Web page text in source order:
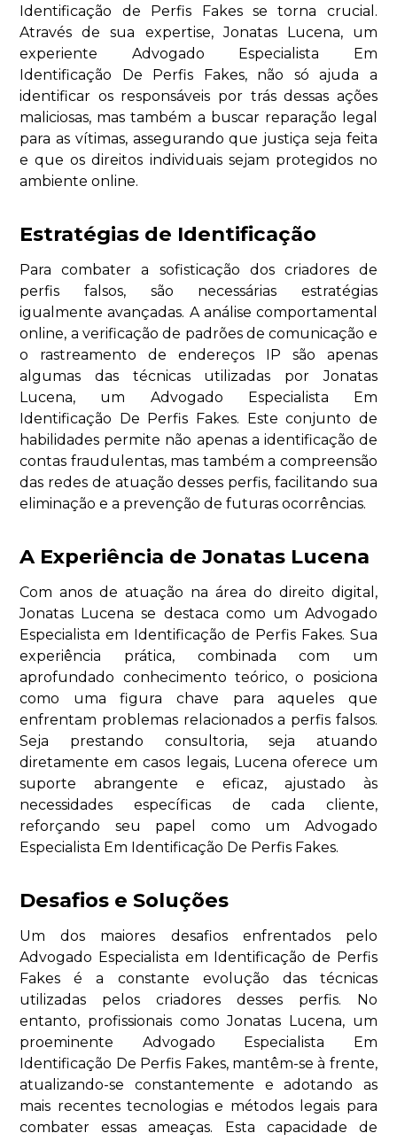
Identificação de Perfis Fakes se torna crucial.
Através de sua expertise, Jonatas Lucena, um
experiente Advogado Especialista Em
Identificação De Perfis Fakes, não só ajuda a
identificar os responsáveis por trás dessas ações
maliciosas, mas também a buscar reparação legal
para as vítimas, assegurando que justiça seja feita
e que os direitos individuais sejam protegidos no
ambiente online.
Estratégias de Identificação
Para combater a sofisticação dos criadores de
perfis falsos, são necessárias estratégias
igualmente avançadas. A análise comportamental
online, a verificação de padrões de comunicação e
o rastreamento de endereços IP são apenas
algumas das técnicas utilizadas por Jonatas
Lucena, um Advogado Especialista Em
Identificação De Perfis Fakes. Este conjunto de
habilidades permite não apenas a identificação de
contas fraudulentas, mas também a compreensão
das redes de atuação desses perfis, facilitando sua
eliminação e a prevenção de futuras ocorrências.
A Experiência de Jonatas Lucena
Com anos de atuação na área do direito digital,
Jonatas Lucena se destaca como um Advogado
Especialista em Identificação de Perfis Fakes. Sua
experiência prática, combinada com um
aprofundado conhecimento teórico, o posiciona
como uma figura chave para aqueles que
enfrentam problemas relacionados a perfis falsos.
Seja prestando consultoria, seja atuando
diretamente em casos legais, Lucena oferece um
suporte abrangente e eficaz, ajustado às
necessidades específicas de cada cliente,
reforçando seu papel como um Advogado
Especialista Em Identificação De Perfis Fakes.
Desafios e Soluções
Um dos maiores desafios enfrentados pelo
Advogado Especialista em Identificação de Perfis
Fakes é a constante evolução das técnicas
utilizadas pelos criadores desses perfis. No
entanto, profissionais como Jonatas Lucena, um
proeminente Advogado Especialista Em
Identificação De Perfis Fakes, mantêm-se à frente,
atualizando-se constantemente e adotando as
mais recentes tecnologias e métodos legais para
combater essas ameaças. Esta capacidade de